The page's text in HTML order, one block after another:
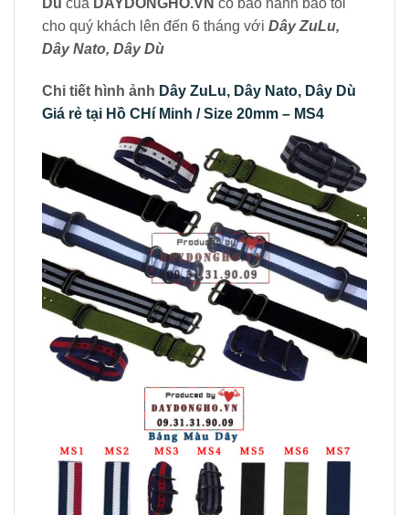
Dù của DAYDONGHO.VN có bảo hành bảo tỏi
cho quý khách lên đến 6 tháng với Dây ZuLu,
Dây Nato, Dây Dù
Chi tiết hình ảnh Dây ZuLu, Dây Nato, Dây Dù
Giá rẻ tại Hồ CHí Minh / Size 20mm – MS4